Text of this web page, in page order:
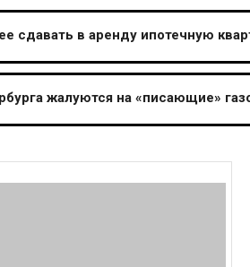
сдавать в аренду ипотечную
жалуются на «писающие»